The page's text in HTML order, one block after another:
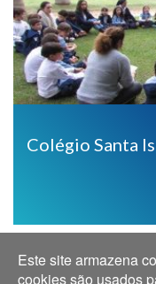
Colégio Santa
Este site armazena
cookies são usados